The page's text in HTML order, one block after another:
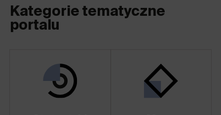
Kategorie tematyczne
portalu